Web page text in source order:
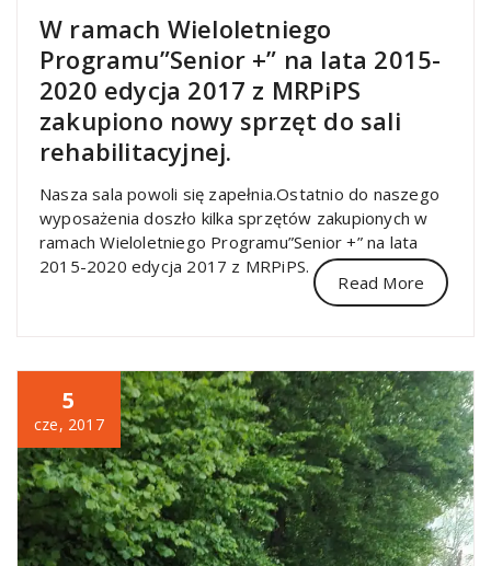
W ramach Wieloletniego
Programu”Senior +” na lata 2015-
2020 edycja 2017 z MRPiPS
zakupiono nowy sprzęt do sali
rehabilitacyjnej.
Nasza sala powoli się zapełnia.Ostatnio do naszego
wyposażenia doszło kilka sprzętów zakupionych w
ramach Wieloletniego Programu”Senior +” na lata
2015-2020 edycja 2017 z MRPiPS.
Read More
5
cze, 2017